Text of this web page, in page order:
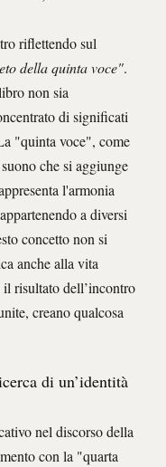
riflettendo sul
della quinta voce".
non sia
di significati
"quinta voce", come
che si aggiunge
l'armonia
a diversi
concetto non si
anche alla vita
risultato dell’incontro
creano qualcosa
di un’identità
nel discorso della
con la "quarta